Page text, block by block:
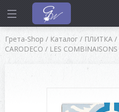
Грета-Shop / Каталог / ПЛИТКА /
CARODECO / LES COMBINAISONS